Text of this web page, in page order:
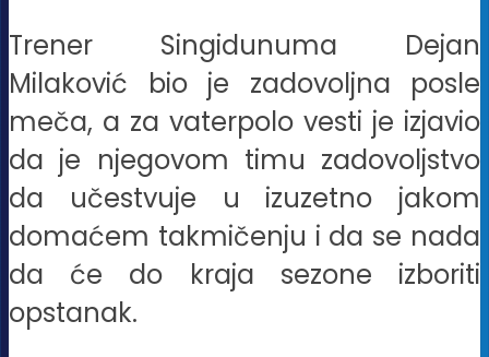
Trener Singidunuma Dejan
Milaković bio je zadovoljna posle
meča, a za vaterpolo vesti je izjavio
da je njegovom timu zadovoljstvo
da učestvuje u izuzetno jakom
domaćem takmičenju i da se nada
da će do kraja sezone izboriti
opstanak.